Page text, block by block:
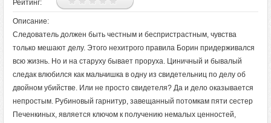
Рейтинг:
Описание:
Следователь должен быть честным и беспристрастным, чувства
только мешают делу. Этого нехитрого правила Борин придерживался
всю жизнь. Но и на старуху бывает проруха. Циничный и бывалый
следак влюбился как мальчишка в одну из свидетельниц по делу об
двойном убийстве. Или не просто свидетеля? Да и дело оказывается
непростым. Рубиновый гарнитур, завещанный потомкам пяти сестер
Печенкиных, является ключом к получению немалых ценностей,